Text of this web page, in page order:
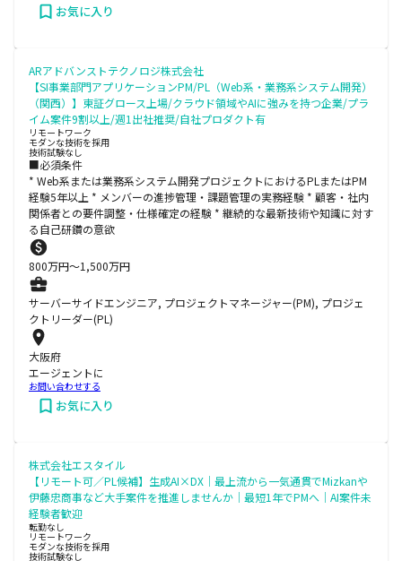
お気に入り
ARアドバンストテクノロジ株式会社
【SI事業部門アプリケーションPM/PL（Web系・業務系システム開発）
（関西）】東証グロース上場/クラウド領域やAIに強みを持つ企業/プラ
イム案件9割以上/週1出社推奨/自社プロダクト有
リモートワーク
モダンな技術を採用
技術試験なし
■必須条件
* Web系または業務系システム開発プロジェクトにおけるPLまたはPM
経験5年以上 * メンバーの進捗管理・課題管理の実務経験 * 顧客・社内
関係者との要件調整・仕様確定の経験 * 継続的な最新技術や知識に対す
る自己研鑽の意欲
800万円〜1,500万円
サーバーサイドエンジニア, プロジェクトマネージャー(PM), プロジェ
クトリーダー(PL)
大阪府
エージェントに
お問い合わせする
お気に入り
株式会社エスタイル
【リモート可／PL候補】生成AI×DX｜最上流から一気通貫でMizkanや
伊藤忠商事など大手案件を推進しませんか｜最短1年でPMへ｜AI案件未
経験者歓迎
転勤なし
リモートワーク
モダンな技術を採用
技術試験なし